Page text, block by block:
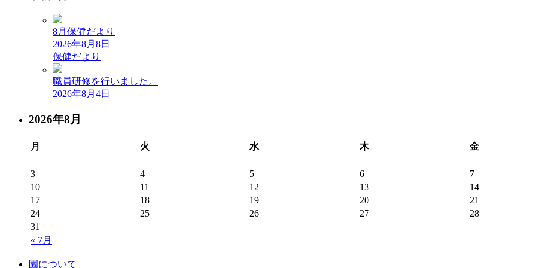
8月保健だより
2026年8月8日
保健だより
職員研修を行いました。
2026年8月4日
2026年8月
月 火 水 木 金
« 7月
3
4 5 6 7
10
11 12 13 14
17
18 19 20 21
24
25 26 27 28
31
園について